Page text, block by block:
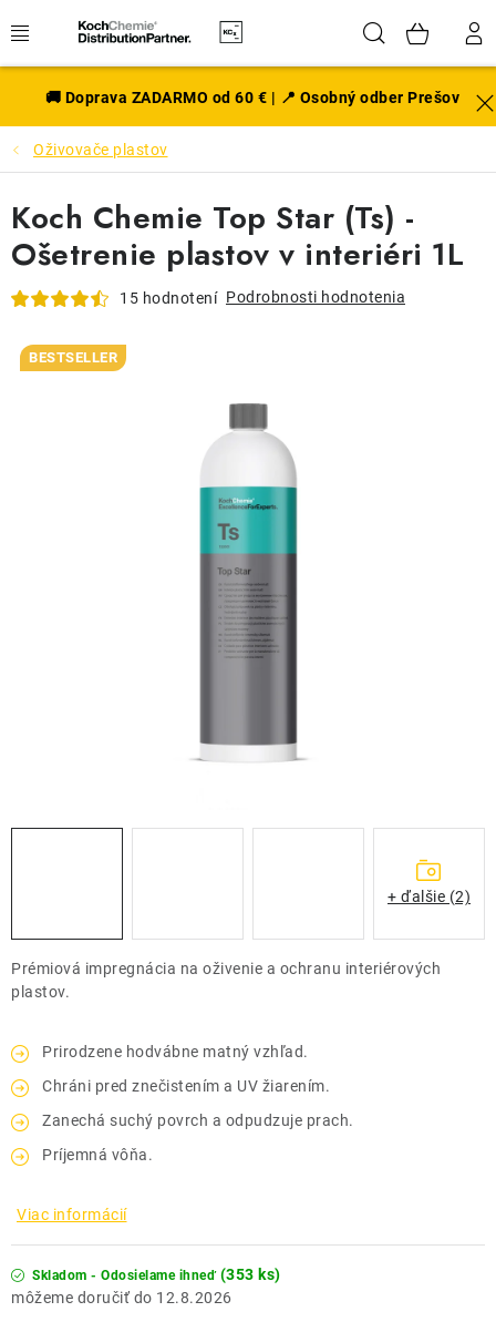
na
Hľadať
EXTERIÉR
DISKY A PNEU
INTERIÉR
PRÍSLUŠENSTVO
🚚 Doprava ZADARMO od 60 € | 📍 Osobný odber Prešov
Oživovače plastov
Prémiová impregnácia na oživenie a ochranu interiérových
plastov.
Prirodzene hodvábne matný vzhľad.
Chráni pred znečistením a UV žiarením.
Zanechá suchý povrch a odpudzuje prach.
Príjemná vôňa.
Viac informácií
Skladom - Odosielame ihneď (353 ks)
12.8.2026
Koch Chemie Top Star (Ts) -
Ošetrenie plastov v interiéri 1L
15 hodnotení Podrobnosti hodnotenia
BESTSELLER
+ ďalšie (2)